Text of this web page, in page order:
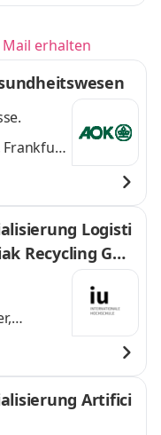
erhalten
Frankfurt
Logisti
Recycling Gmb
Artifici